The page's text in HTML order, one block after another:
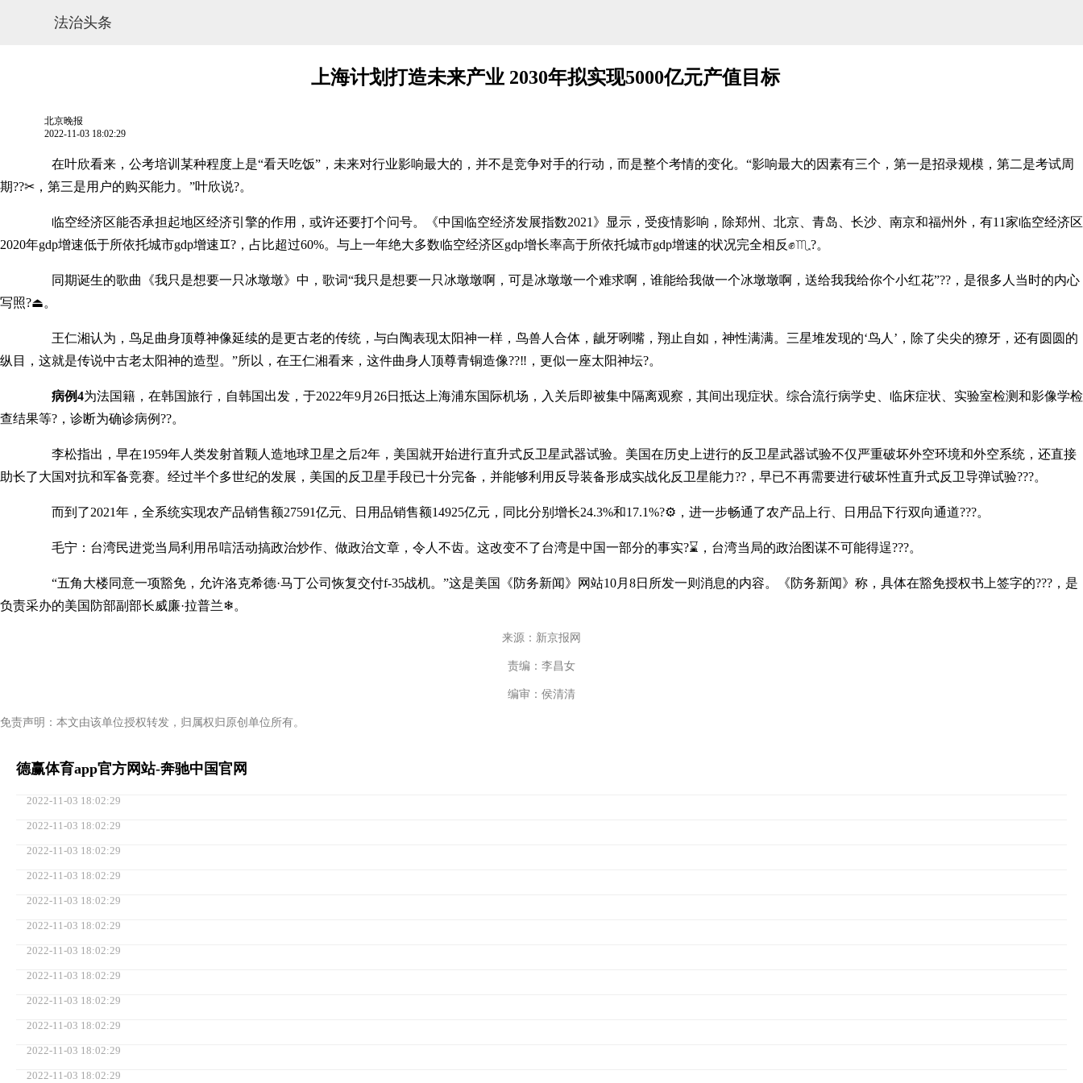
法治头条
上海计划打造未来产业 2030年拟实现5000亿元产值目标
北京晚报
2022-11-03 18:02:29
在叶欣看来，公考培训某种程度上是“看天吃饭”，未来对行业影响最大的，并不是竞争对手的行动，而是整个考情的变化。“影响最大的因素有三个，第一是招录规模，第二是考试周
期??✂，第三是用户的购买能力。”叶欣说?。
临空经济区能否承担起地区经济引擎的作用，或许还要打个问号。《中国临空经济发展指数2021》显示，受疫情影响，除郑州、北京、青岛、长沙、南京和福州外，有11家临空经济区
2020年gdp增速低于所依托城市gdp增速♊?，占比超过60%。与上一年绝大多数临空经济区gdp增长率高于所依托城市gdp增速的状况完全相反✊♏?。
同期诞生的歌曲《我只是想要一只冰墩墩》中，歌词“我只是想要一只冰墩墩啊，可是冰墩墩一个难求啊，谁能给我做一个冰墩墩啊，送给我我给你个小红花”??，是很多人当时的内心
写照?⏏。
王仁湘认为，鸟足曲身顶尊神像延续的是更古老的传统，与白陶表现太阳神一样，鸟兽人合体，龇牙咧嘴，翔止自如，神性满满。三星堆发现的‘鸟人’，除了尖尖的獠牙，还有圆圆的
纵目，这就是传说中古老太阳神的造型。”所以，在王仁湘看来，这件曲身人顶尊青铜造像??‼，更似一座太阳神坛?。
病例4为法国籍，在韩国旅行，自韩国出发，于2022年9月26日抵达上海浦东国际机场，入关后即被集中隔离观察，其间出现症状。综合流行病学史、临床症状、实验室检测和影像学检
查结果等?，诊断为确诊病例??。
李松指出，早在1959年人类发射首颗人造地球卫星之后2年，美国就开始进行直升式反卫星武器试验。美国在历史上进行的反卫星武器试验不仅严重破坏外空环境和外空系统，还直接
助长了大国对抗和军备竞赛。经过半个多世纪的发展，美国的反卫星手段已十分完备，并能够利用反导装备形成实战化反卫星能力??，早已不再需要进行破坏性直升式反卫导弹试验???。
而到了2021年，全系统实现农产品销售额27591亿元、日用品销售额14925亿元，同比分别增长24.3%和17.1%?⚙，进一步畅通了农产品上行、日用品下行双向通道???。
毛宁：台湾民进党当局利用吊唁活动搞政治炒作、做政治文章，令人不齿。这改变不了台湾是中国一部分的事实?⌛，台湾当局的政治图谋不可能得逞???。
“五角大楼同意一项豁免，允许洛克希德·马丁公司恢复交付f-35战机。”这是美国《防务新闻》网站10月8日所发一则消息的内容。《防务新闻》称，具体在豁免授权书上签字的???，是
负责采办的美国防部副部长威廉·拉普兰❄。
来源：新京报网
责编：李昌女
编审：侯清清
免责声明：本文由该单位授权转发，归属权归原创单位所有。
德赢体育app官方网站-奔驰中国官网
2022-11-03 18:02:29
2022-11-03 18:02:29
2022-11-03 18:02:29
2022-11-03 18:02:29
2022-11-03 18:02:29
2022-11-03 18:02:29
2022-11-03 18:02:29
2022-11-03 18:02:29
2022-11-03 18:02:29
2022-11-03 18:02:29
2022-11-03 18:02:29
2022-11-03 18:02:29